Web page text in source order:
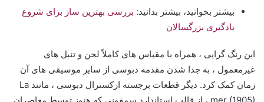
بیشتر بخوانید، بیشتر بدانید: بررسی بهترین ساز برای شروع
یادگیری بزرگسالان
این رنگ گرایی ، همراه با مقیاس های کاملاً لحن و تنبل های
غیرمعمول ، به جدا شدن مقدمه دبوسی از سایر موسیقی های آن
زمان کمک کرد. دیگر قطعات برجسته ارکسترال دبوسی ، مانند La